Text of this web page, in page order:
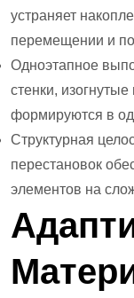
устраняет
перемещении и
Одноэтапное
стенки,
формируются в
Структурная
перестановок
элементов на